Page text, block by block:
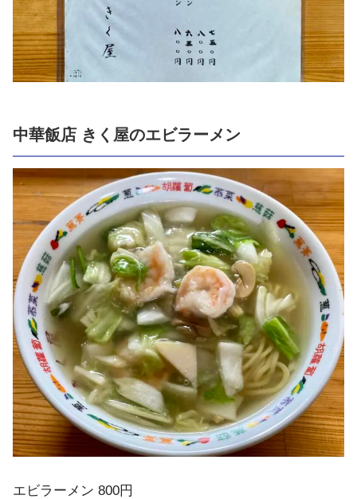
中華飯店 きく屋のエビラーメン
エビラーメン 800円